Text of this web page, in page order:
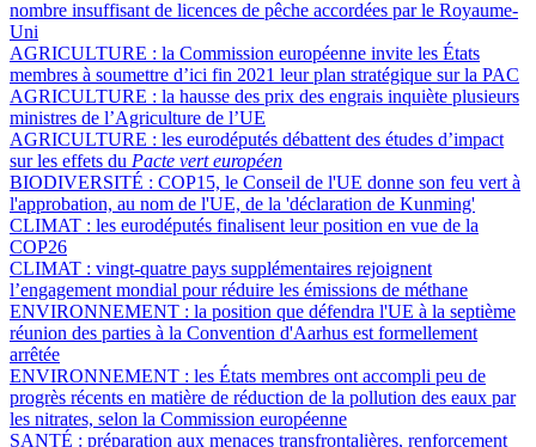
nombre insuffisant de licences de pêche accordées par le Royaume-
Uni
AGRICULTURE : la Commission européenne invite les États
membres à soumettre d’ici fin 2021 leur plan stratégique sur la PAC
AGRICULTURE : la hausse des prix des engrais inquiète plusieurs
ministres de l’Agriculture de l’UE
AGRICULTURE : les eurodéputés débattent des études d’impact
sur les effets du Pacte vert européen
BIODIVERSITÉ : COP15, le Conseil de l'UE donne son feu vert à
l'approbation, au nom de l'UE, de la 'déclaration de Kunming'
CLIMAT : les eurodéputés finalisent leur position en vue de la
COP26
CLIMAT : vingt-quatre pays supplémentaires rejoignent
l’engagement mondial pour réduire les émissions de méthane
ENVIRONNEMENT : la position que défendra l'UE à la septième
réunion des parties à la Convention d'Aarhus est formellement
arrêtée
ENVIRONNEMENT : les États membres ont accompli peu de
progrès récents en matière de réduction de la pollution des eaux par
les nitrates, selon la Commission européenne
SANTÉ : préparation aux menaces transfrontalières, renforcement